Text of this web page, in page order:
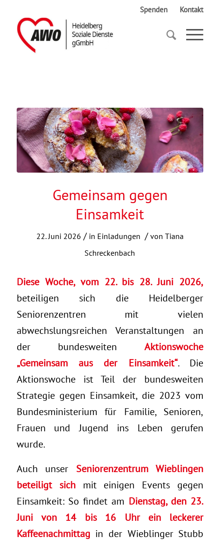
Spenden Kontakt
Startseite Gemeinsam gegen Einsamkeit
Gemeinsam gegen
Einsamkeit
22. Juni 2026 / in Einladungen / von Tiana
Schreckenbach
Diese Woche, vom 22. bis 28. Juni 2026,
beteiligen sich die Heidelberger
Seniorenzentren mit vielen
abwechslungsreichen Veranstaltungen an
der bundesweitenAktionswoche
„Gemeinsam aus der Einsamkeit“. Die
Aktionswoche ist Teil der bundesweiten
Strategie gegen Einsamkeit, die 2023 vom
Bundesministerium für Familie, Senioren,
Frauen und Jugend ins Leben gerufen
wurde.
Auch unser Seniorenzentrum Wieblingen
beteiligt sichmit einigen Events gegen
Einsamkeit: So findet am Dienstag, den 23.
Juni von 14 bis 16 Uhr ein leckerer
Kaffeenachmittag in der Wieblinger Stubb